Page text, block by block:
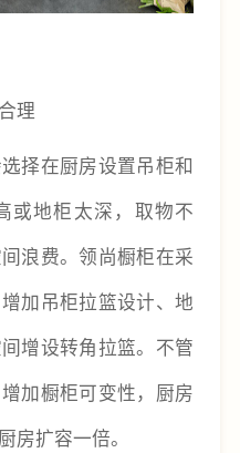
理
择在厨房设置吊柜和
或地柜太深，取物不
浪费。领尚橱柜在采
加吊柜拉篮设计、地
增设转角拉篮。不管
加橱柜可变性，厨房
房扩容一倍。